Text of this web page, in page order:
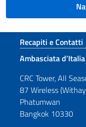
Sezione
Recapiti e Contatti
Ambasciata
CRC Tower, All
87 Wireless
Phatumwan
Bangkok 10330